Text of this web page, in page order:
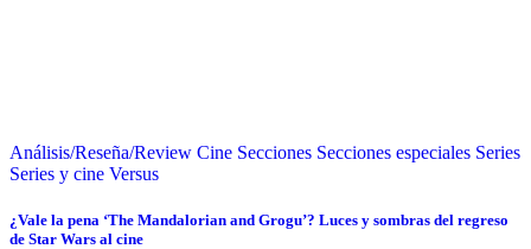
Análisis/Reseña/Review Cine Secciones Secciones especiales Series
Series y cine Versus
¿Vale la pena ‘The Mandalorian and Grogu’? Luces y sombras del regreso
de Star Wars al cine